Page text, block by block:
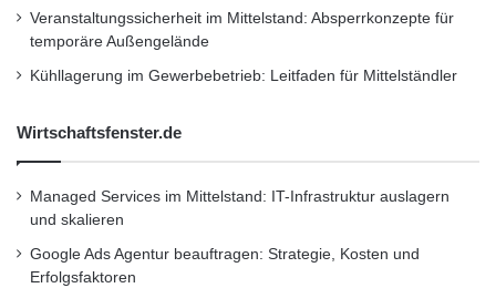
so genau wie das direkte und zeigt nur an,
wenn das Auto fährt, weil die Messergebnisse
also keinen genauen Pneudruck anzeigen.
Welches System eingebaut wird, entscheidet
der Autohersteller.
Veranstaltungssicherheit im Mittelstand: Absperrkonzepte für
temporäre Außengelände
Kühllagerung im Gewerbebetrieb: Leitfaden für Mittelständler
Wirtschaftsfenster.de
Managed Services im Mittelstand: IT-Infrastruktur auslagern
und skalieren
Google Ads Agentur beauftragen: Strategie, Kosten und
Erfolgsfaktoren